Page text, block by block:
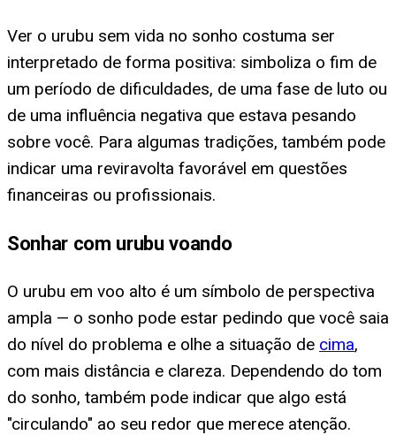
Ver o urubu sem vida no sonho costuma ser
interpretado de forma positiva: simboliza o fim de
um período de dificuldades, de uma fase de luto ou
de uma influência negativa que estava pesando
sobre você. Para algumas tradições, também pode
indicar uma reviravolta favorável em questões
financeiras ou profissionais.
Sonhar com urubu voando
O urubu em voo alto é um símbolo de perspectiva
ampla — o sonho pode estar pedindo que você saia
do nível do problema e olhe a situação de cima,
com mais distância e clareza. Dependendo do tom
do sonho, também pode indicar que algo está
"circulando" ao seu redor que merece atenção.